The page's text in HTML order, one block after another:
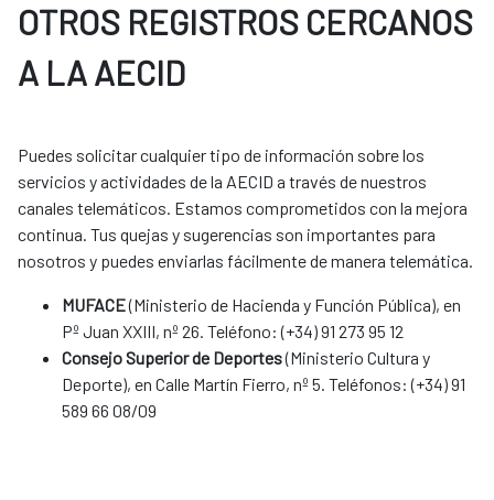
OTROS REGISTROS CERCANOS
A LA AECID
Puedes solicitar cualquier tipo de información sobre los
servicios y actividades de la AECID a través de nuestros
canales telemáticos. Estamos comprometidos con la mejora
continua. Tus quejas y sugerencias son importantes para
nosotros y puedes enviarlas fácilmente de manera telemática.​​​​​​​​​​​​
MUFACE(Ministerio de Hacienda y Función Pública), en
Pº Juan XXIII, nº 26. Teléfono: (+34) 91 273 95 12
Consejo Superior de Deportes(Ministerio Cultura y
Deporte), en Calle Martín Fierro, nº 5. Teléfonos: (+34) 91
589 66 08/09